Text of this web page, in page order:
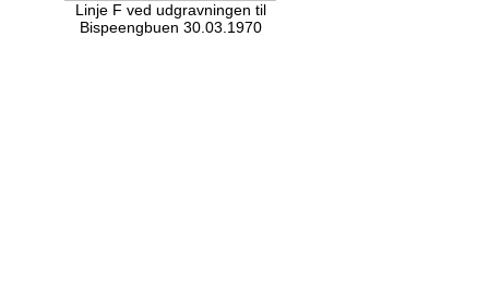
Linje F ved udgravningen til
Bispeengbuen 30.03.1970